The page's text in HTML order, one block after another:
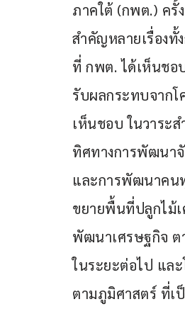
ภาคใต้ (กพต.) ครั้
สำคัญหลายเรื่องทั้
ที่ กพต. ได้เห็นชอ
รับผลกระทบจากโ
เห็นชอบ ในวาร
ทิศทางการพัฒนาจั
และการพัฒนาคนทุ
ขยายพื้นที่ปลูกไม้เ
พัฒนาเศรษฐกิจ ต
ในระยะต่อไป แล
ตามภูมิศาสตร์ ที่เ